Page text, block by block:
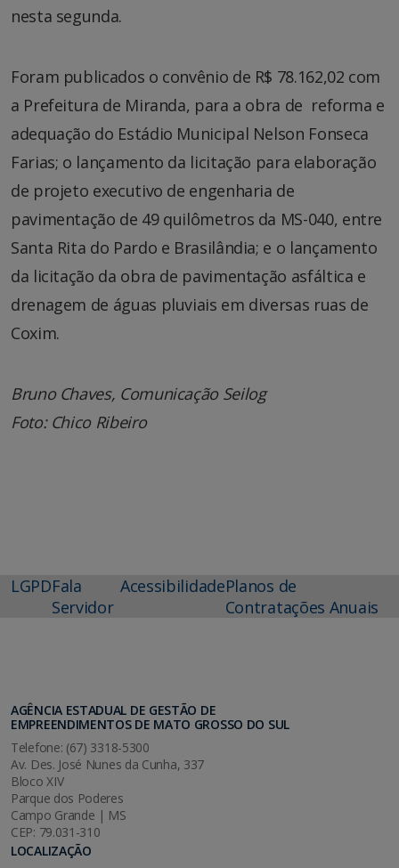
nesta segunda.
Foram publicados o convênio de R$ 78.162,02 com
a Prefeitura de Miranda, para a obra de reforma e
adequação do Estádio Municipal Nelson Fonseca
Farias; o lançamento da licitação para elaboração
de projeto executivo de engenharia de
pavimentação de 49 quilômetros da MS-040, entre
Santa Rita do Pardo e Brasilândia; e o lançamento
da licitação da obra de pavimentação asfáltica e
drenagem de águas pluviais em diversas ruas de
Coxim.
Bruno Chaves, Comunicação Seilog
Foto: Chico Ribeiro
LGPDFala
Servidor
AcessibilidadePlanos de
Contratações Anuais
AGÊNCIA ESTADUAL DE GESTÃO DE
EMPREENDIMENTOS DE MATO GROSSO DO SUL
Telefone: (67) 3318-5300
Av. Des. José Nunes da Cunha, 337
Bloco XIV
Parque dos Poderes
Campo Grande | MS
CEP: 79.031-310
LOCALIZAÇÃO